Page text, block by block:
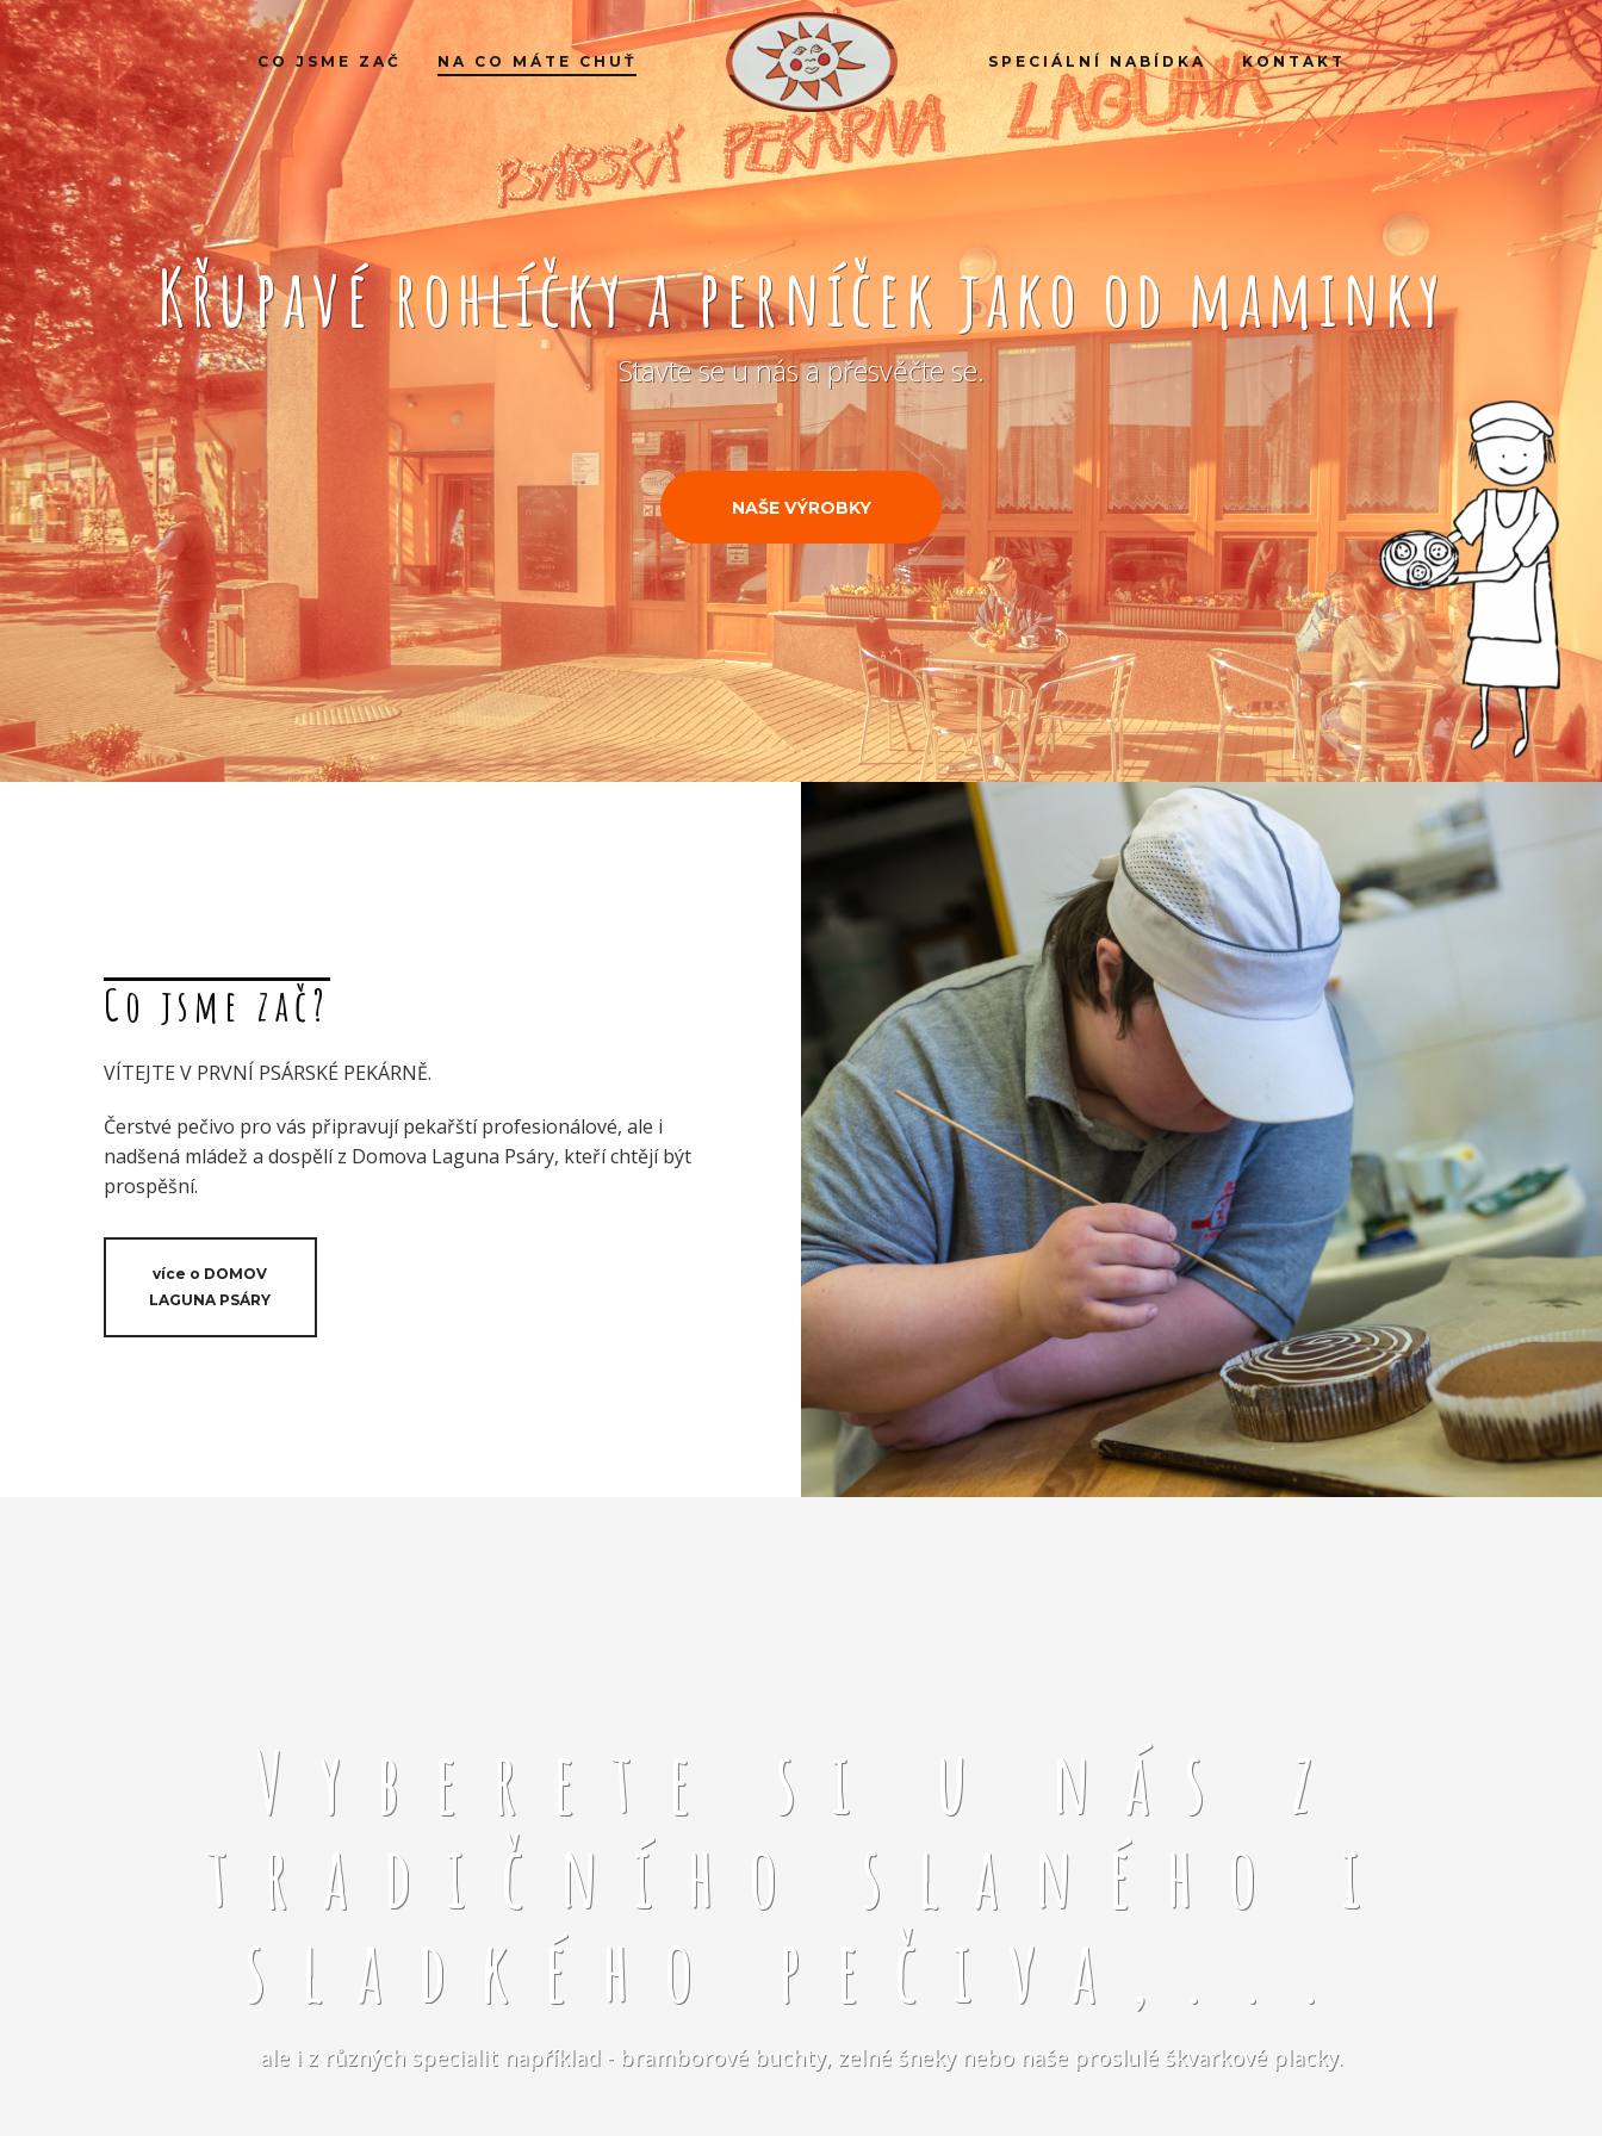
CO JSME ZAČ NA CO MÁTE CHUŤ SPECIÁLNÍ NABÍDKA KONTAKT
Křupavé rohlíčky a perníček jako od maminky
Stavte se u nás a přesvěčte se.
NAŠE VÝROBKY
Co jsme zač?
VÍTEJTE V PRVNÍ PSÁRSKÉ PEKÁRNĚ.
Čerstvé pečivo pro vás připravují pekařští profesionálové, ale i
nadšená mládež a dospělí z Domova Laguna Psáry, kteří chtějí být
prospěšní.
více o DOMOV
LAGUNA PSÁRY
Vyberete si u nás z
tradičního slaného i
sladkého pečiva,...
ale i z různých specialit například - bramborové buchty, zelné šneky nebo naše proslulé škvarkové placky.